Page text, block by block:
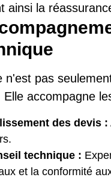
ainsi la
n'est pas
Elle accompagne
des devis :
technique :
et la conformité